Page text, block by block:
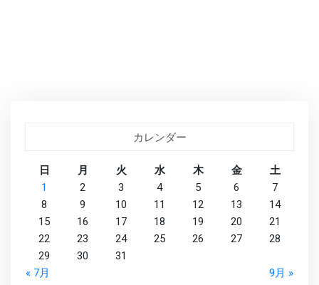
カレンダー
日 月 火 水 木 金 土
« 7月 9月 »
1 2 3 4 5 6
7
8
9 10 11 12 13
14
15
16 17 18 19 20
21
22
23 24 25 26 27
28
29
30 31